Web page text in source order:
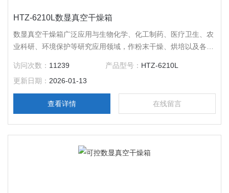
HTZ-6210L数显真空干燥箱
数显真空干燥箱广泛应用与生物化学、化工制药、医疗卫生、农
业科研、环境保护等研究应用领域，作粉末干燥、烘培以及各类
解、易氧化物质和复杂成分物品进行快速高效的干燥处理。
访问次数： 11239 产品型号： HTZ-6210L
更新日期： 2026-01-13
查看详情 在线留言